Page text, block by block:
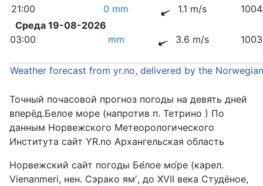
21:00
0 mm 1.1 m/s
Среда 19-08-2026
03:00
mm 3.6 m/s
Weather forecast from yr.no, delivered by the
Точный почасовой прогноз погоды на девять дней
вперёд.Белое море (напротив п. Тетрино ) По
данным Норвежского Метеорологического
Института сайт YR.no Архангельская область
Норвежский сайт погоды Бе́лое мо́ре (карел.
Vienanmeri, нен. Сэрако ямʼ, до XVII века Студёное,